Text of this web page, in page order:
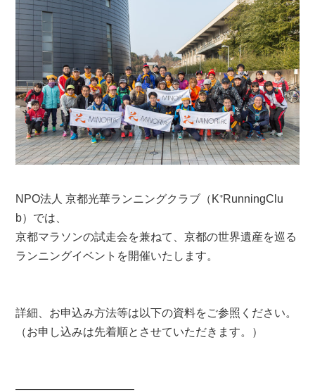
NPO法人 京都光華ランニングクラブ（K⁺RunningClu
b）では、
京都マラソンの試走会を兼ねて、京都の世界遺産を巡る
ランニングイベントを開催いたします。
詳細、お申込み方法等は以下の資料をご参照ください。
（お申し込みは先着順とさせていただきます。）
——————————–